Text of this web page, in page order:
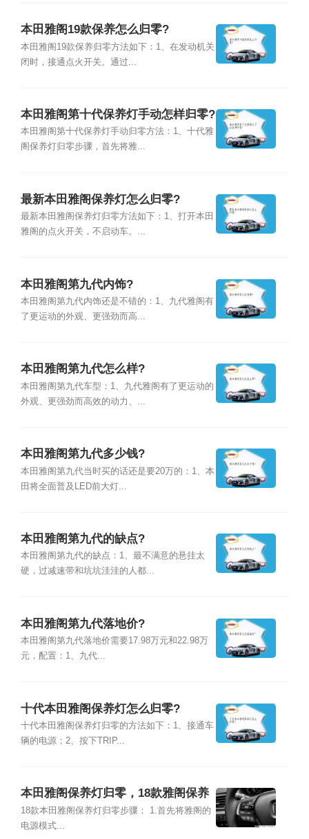
本田雅阁19款保养怎么归零?
本田雅阁19款保养归零方法如下：1、在发动机关
闭时，接通点火开关。通过...
本田雅阁第十代保养灯手动怎样归零?
本田雅阁第十代保养灯手动归零方法：1、十代雅
阁保养灯归零步骤，首先将雅...
最新本田雅阁保养灯怎么归零?
最新本田雅阁保养灯归零方法如下：1、打开本田
雅阁的点火开关，不启动车。...
本田雅阁第九代内饰?
本田雅阁第九代内饰还是不错的：1、九代雅阁有
了更运动的外观、更强劲而高...
本田雅阁第九代怎么样?
本田雅阁第九代车型：1、九代雅阁有了更运动的
外观、更强劲而高效的动力、...
本田雅阁第九代多少钱?
本田雅阁第九代当时买的话还是要20万的：1、本
田将全面普及LED前大灯...
本田雅阁第九代的缺点?
本田雅阁第九代的缺点：1、最不满意的悬挂太
硬，过减速带和坑坑洼洼的人都...
本田雅阁第九代落地价?
本田雅阁第九代落地价需要17.98万元和22.98万
元，配置：1、九代...
十代本田雅阁保养灯怎么归零?
十代本田雅阁保养灯归零的方法如下：1、接通车
辆的电源；2、按下TRIP...
本田雅阁保养灯归零，18款雅阁保养
灯归零
18款本田雅阁保养灯归零步骤： 1.首先将雅阁的
电源模式...